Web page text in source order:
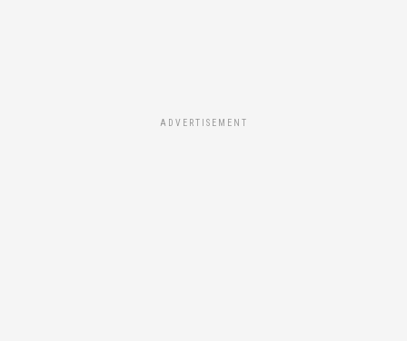
ADVERTISEMENT